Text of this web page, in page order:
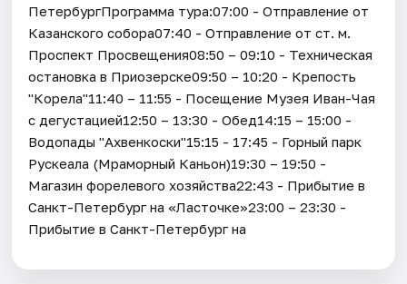
ПетербургПрограмма тура:07:00 - Отправление от
Казанского собора07:40 - Отправление от ст. м.
Проспект Просвещения08:50 – 09:10 - Техническая
остановка в Приозерске09:50 – 10:20 - Крепость
"Корела"11:40 – 11:55 - Посещение Музея Иван-Чая
с дегустацией12:50 – 13:30 - Обед14:15 – 15:00 -
Водопады "Ахвенкоски"15:15 - 17:45 - Горный парк
Рускеала (Мраморный Каньон)19:30 – 19:50 -
Магазин форелевого хозяйства22:43 - Прибытие в
Санкт-Петербург на «Ласточке»23:00 – 23:30 -
Прибытие в Санкт-Петербург на